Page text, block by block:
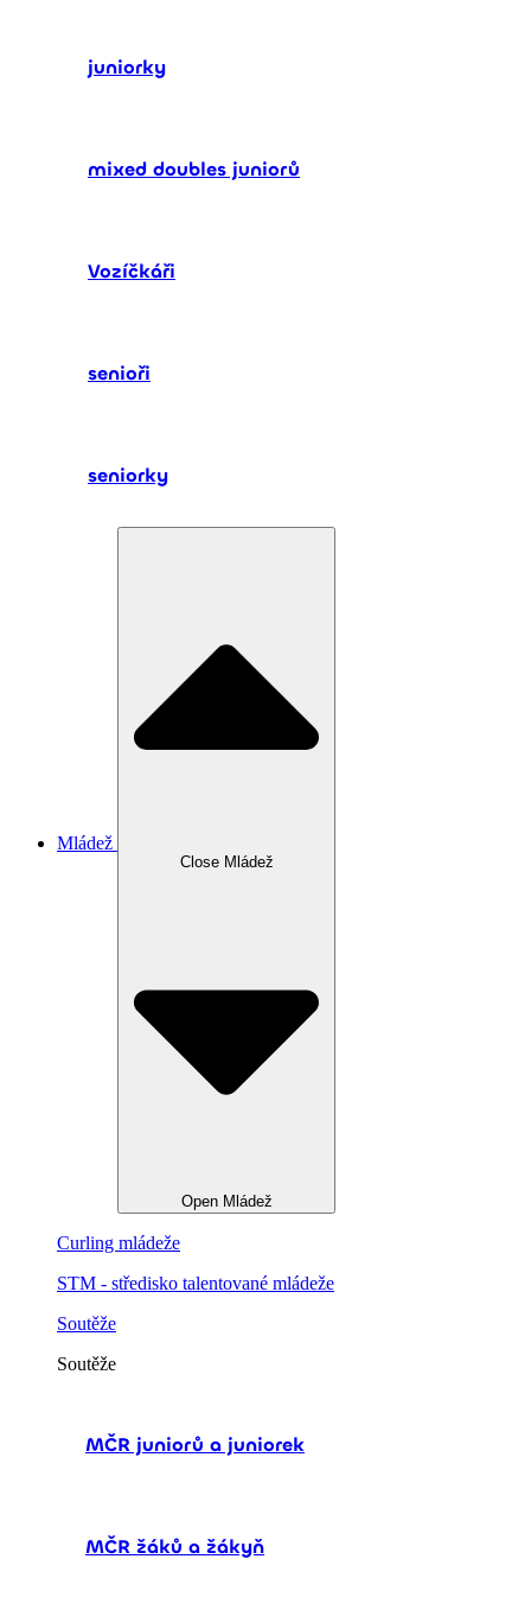
juniorky
mixed doubles juniorů
Vozíčkáři
senioři
seniorky
Mládež
Close Mládež
Open Mládež
Curling mládeže
STM - středisko talentované mládeže
Soutěže
Soutěže
MČR juniorů a juniorek
MČR žáků a žákyň